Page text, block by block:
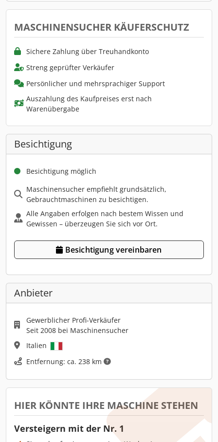
MASCHINENSUCHER KÄUFERSCHUTZ
Sichere Zahlung über Treuhandkonto
Streng geprüfter Verkäufer
Persönlicher und mehrsprachiger Support
Auszahlung des Kaufpreises erst nach
Warenübergabe
Besichtigung
Besichtigung möglich
Maschinensucher empfiehlt grundsätzlich,
Gebrauchtmaschinen zu besichtigen.
Alle Angaben erfolgen nach bestem Wissen und
Gewissen – überzeugen Sie sich vor Ort.
Besichtigung vereinbaren
Anbieter
Gewerblicher Profi-Verkäufer
Seit 2008 bei Maschinensucher
Italien
Entfernung: ca. 238 km
HIER KÖNNTE IHRE MASCHINE STEHEN
Versteigern mit der Nr. 1